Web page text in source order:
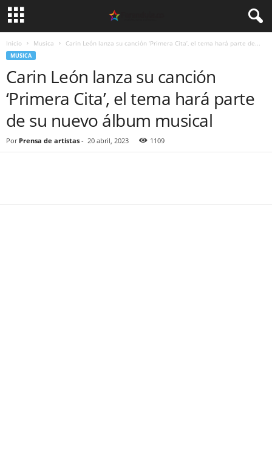
Inicio Musica Carin León lanza su canción ‘Primera Cita’, el tema hará parte de...
MUSICA
Carin León lanza su canción
‘Primera Cita’, el tema hará parte
de su nuevo álbum musical
Por Prensa de artistas - 20 abril, 2023 1109